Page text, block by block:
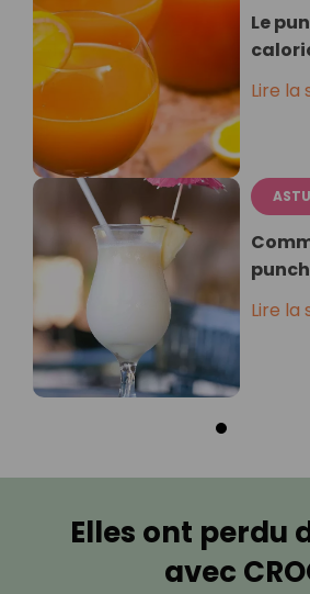
Le
Lire la
Lire la
Elles ont perdu
avec